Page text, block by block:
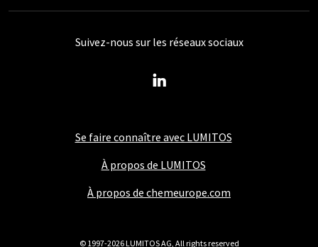
Se faire connaître avec LUMITOS
À propos de LUMITOS
À propos de chemeurope.com
Suivez-nous sur les réseaux sociaux
© 1997-2026 LUMITOS AG, All rights reserved